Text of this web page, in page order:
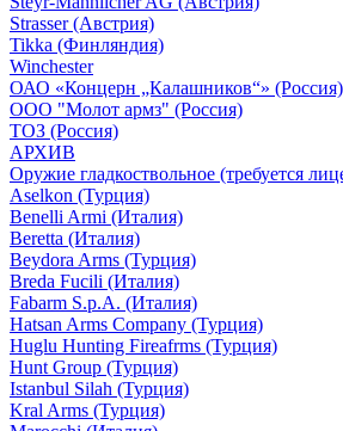
Strasser (Австрия)
Tikka (Финляндия)
Winchester
ОАО «Концерн „Калашников“» (Россия)
ООО "Молот армз" (Россия)
ТОЗ (Россия)
АРХИВ
Оружие гладкоствольное (требуется
Aselkon (Турция)
Benelli Armi (Италия)
Beretta (Италия)
Beydora Arms (Турция)
Breda Fucili (Италия)
Fabarm S.p.A. (Италия)
Hatsan Arms Company (Турция)
Huglu Hunting Fireafrms (Турция)
Hunt Group (Турция)
Istanbul Silah (Турция)
Kral Arms (Турция)